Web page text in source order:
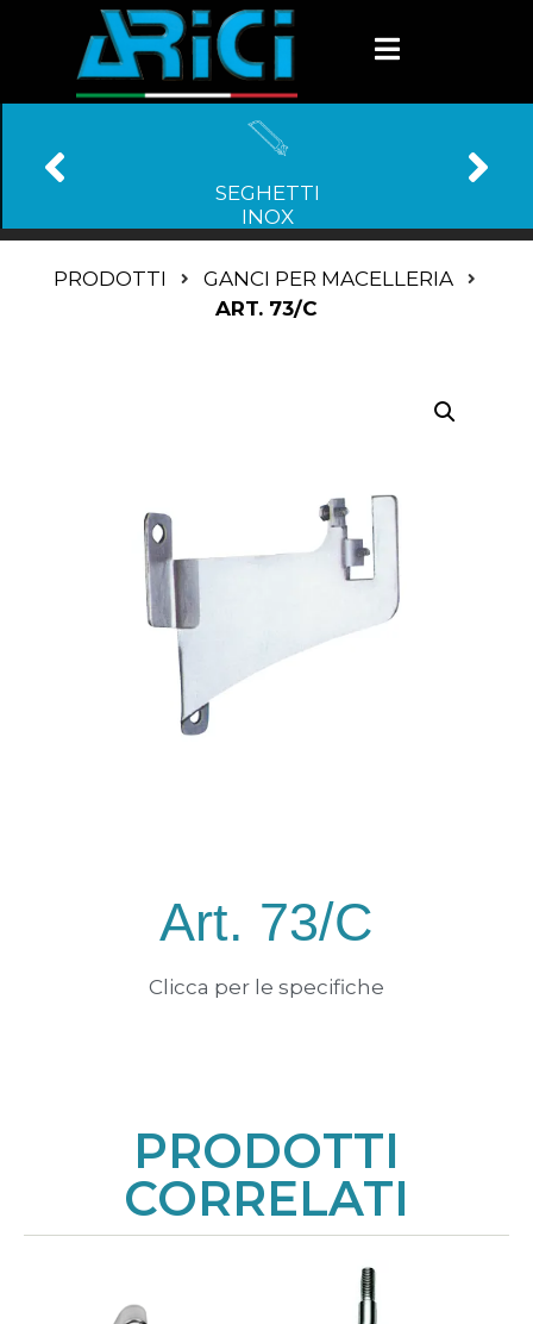
SEGHETTI
INOX
PRODOTTI
GANCI PER MACELLERIA
ART. 73/C
Art. 73/C
Clicca per le specifiche
PRODOTTI
CORRELATI